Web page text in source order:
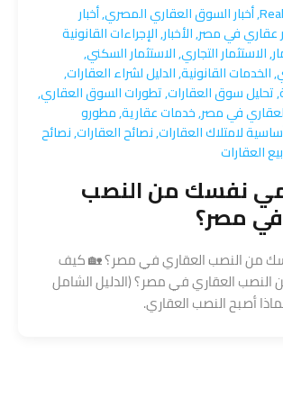
,أخبار السوق العقاري المصري,أخبار
عقاري في مصر,الأخبار,الإجراءات القانونية
,الاستثمار التجاري,الاستثمار السكني,
,الخدمات القانونية,الدليل لشراء العقارات,
,تحليل سوق العقارات,تطورات السوق العقاري,
في مصر,خدمات عقارية,مطورو
لامتلاك العقارات,نصائح العقارات,نصائح
العقارات
نفسك من النصب
مصر؟
من النصب العقاري في مصر؟ 🏡 كيف
العقاري في مصر؟ (الدليل الشامل